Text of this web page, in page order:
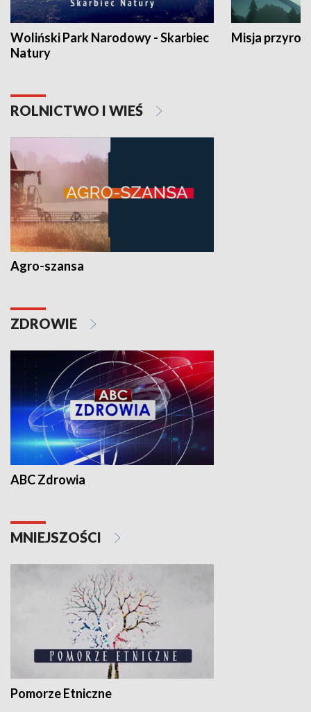
Woliński Park Narodowy - Skarbiec
Natury
Misja
ROLNICTWO I WIEŚ
Agro-szansa
ZDROWIE
ABC Zdrowia
MNIEJSZOŚCI
Pomorze Etniczne